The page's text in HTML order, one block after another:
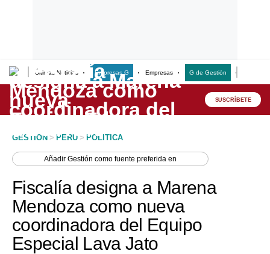
Últimas Noticias Empresas G Empresas G de Gestión
Lo último
Peru Quiosco
Economía
Mercados
Perú
SUSCRÍBETE
GESTION > PERU > POLITICA
AñadirGestión como fuente preferida en
Fiscalía designa a Marena
Mendoza como nueva
coordinadora del Equipo
Especial Lava Jato